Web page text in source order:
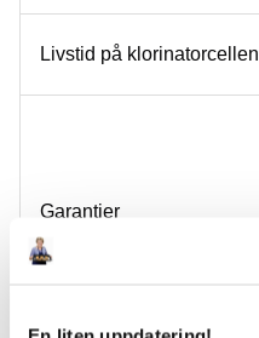
Livstid på klorinatorcellen
Garantier